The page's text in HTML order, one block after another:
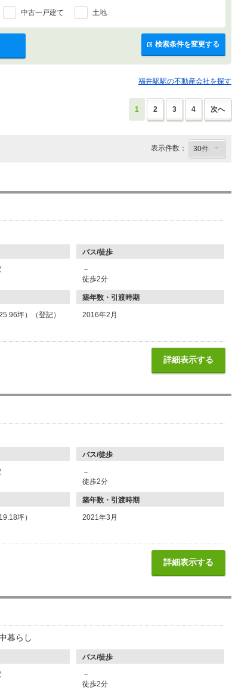
中古一戸建て 土地
検索条件を変更する
福井駅駅の不動産会社を探す
1 2 3 4 次へ
表示件数：
バス/徒歩
－
徒歩2分
築年数・引渡時期
25.96坪）（登記）
2016年2月
詳細表示する
バス/徒歩
－
徒歩2分
築年数・引渡時期
19.18坪）
2021年3月
詳細表示する
暮らし
バス/徒歩
－
徒歩2分